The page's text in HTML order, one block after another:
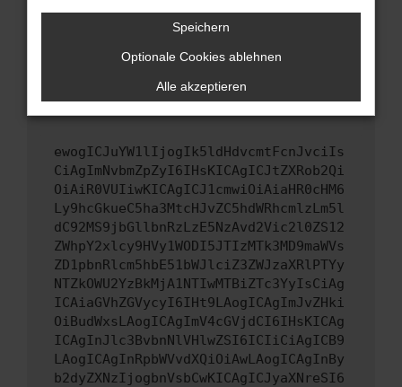
Wende dich an den Webseitenbetreiber.
Wenn du alle oben genannten Schritte versucht
hast, kontaktiere uns bitte. Wir werden
versuchen, das Problem zu beheben. Du kannst
uns diesen Text schicken, um uns bei der
ewogICJuYW1lIjogIk5ldHdvcmtFcnJvciIs
CiAgImNvbmZpZyI6IHsKICAgICJtZXRob2Qi
OiAiR0VUIiwKICAgICJ1cmwiOiAiaHR0cHM6
Ly9hcGkueC5ha3MtcHJvZC5hdWRhcmlzLm5l
dC92MS9jbGllbnRzLzE5NzAvd2Vic2l0ZS12
ZWhpY2xlcy9HVy1WODI5JTIzMTk3MD9maWVs
ZD1pbnRlcm5hbE51bWJlciZ3ZWJzaXRlPTYy
NTZkOWU2YzBkMjA1NTIwMTBiZTc3YyIsCiAg
ICAiaGVhZGVycyI6IHt9LAogICAgImJvZHki
OiBudWxsLAogICAgImV4cGVjdCI6IHsKICAg
ICAgInJlc3BvbnNlVHlwZSI6ICIiCiAgICB9
LAogICAgInRpbWVvdXQiOiAwLAogICAgInBy
b2dyZXNzIjogbnVsbCwKICAgICJyaXNreSI6
Speichern
Optionale Cookies ablehnen
Alle akzeptieren